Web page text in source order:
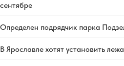
сентябре
Определен подрядчик парка
В Ярославле хотят установить